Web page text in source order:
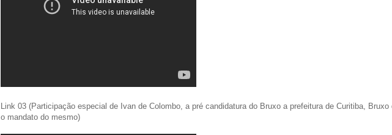
Link 03 (Participação especial de Ivan de Colombo, a pré candidatura do Bruxo a prefeitura de Curitiba,
o mandato do mesmo)